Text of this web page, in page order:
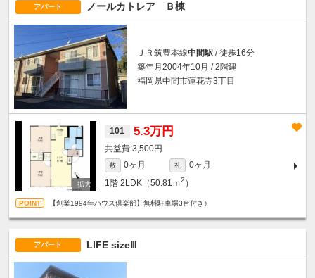
アパート ノールカトレア Ｂ棟
ＪＲ筑豊本線中間駅 / 徒歩16分
築年月2004年10月 / 2階建
福岡県中間市蓮花寺3丁目
101 5.3万円
3,500円
敷 0ヶ月 礼
0ヶ月
1階 2LDK（50.81ｍ2 ）
【創業1994年ハウス倶楽部】無料駐車場3台付き♪
アパート LIFE sizeⅢ